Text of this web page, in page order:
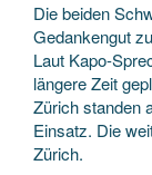
Die beiden
Gedankengut
Laut Kapo-
längere Zeit
Zürich standen
Einsatz. Die
Zürich.